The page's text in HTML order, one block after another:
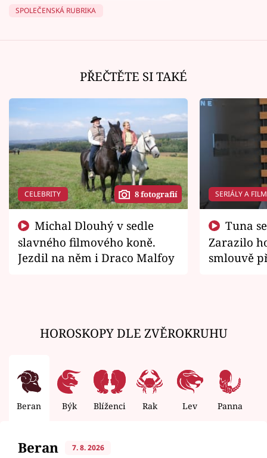
SPOLEČENSKÁ RUBRIKA
PŘEČTĚTE SI TAKÉ
CELEBRITY 8 fotografií
slavného filmového koně.
Jezdil na něm i Draco Malfoy
SERIÁLY A
Zarazilo
smlouvě
HOROSKOPY DLE ZVĚROKRUHU
Beran Býk Blíženci Rak Lev Panna
Beran 7. 8. 2026